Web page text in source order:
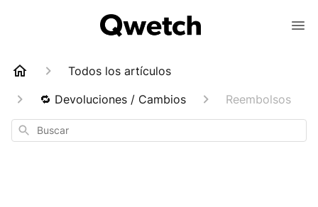
Todos los artículos
🔁 Devoluciones / Cambios
Reembolsos
Buscar